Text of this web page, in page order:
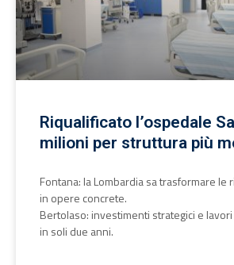
Riqualificato l’ospedale
milioni per struttura più
Fontana: la Lombardia sa trasformare le
in opere concrete.
Bertolaso: investimenti strategici e
in soli due anni.